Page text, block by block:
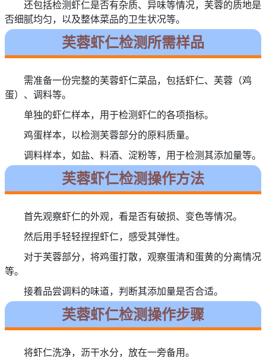
还包括检测虾仁是否有杂质、异味等情况，芙蓉的质地是
否细腻均匀，以及整体菜品的卫生状况等。
芙蓉虾仁检测所需样品
需准备一份完整的芙蓉虾仁菜品，包括虾仁、芙蓉（鸡
蛋）、调料等。
单独的虾仁样本，用于检测虾仁的各项指标。
鸡蛋样本，以检测芙蓉部分的原料质量。
调料样本，如盐、料酒、淀粉等，用于检测其添加量等。
芙蓉虾仁检测操作方法
首先观察虾仁的外观，看是否有破损、变色等情况。
然后用手轻轻捏捏虾仁，感受其弹性。
对于芙蓉部分，将鸡蛋打散，观察蛋清和蛋黄的分离情况
等。
接着品尝调料的味道，判断其添加量是否合适。
芙蓉虾仁检测操作步骤
将虾仁洗净，沥干水分，放在一旁备用。